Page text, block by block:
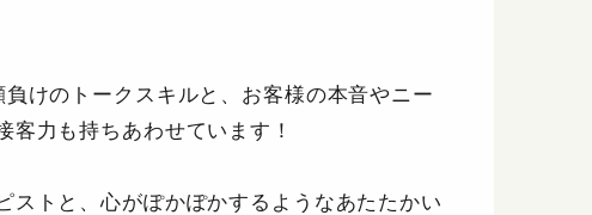
けのトークスキルと、お客様の本音やニー
客力も持ちあわせています！
ストと、心がぽかぽかするようなあたたかい